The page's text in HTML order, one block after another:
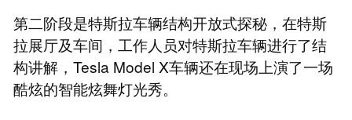
第二阶段是特斯拉车辆结构开放式探秘，在特斯
拉展厅及车间，工作人员对特斯拉车辆进行了结
构讲解，Tesla Model X车辆还在现场上演了一场
酷炫的智能炫舞灯光秀。